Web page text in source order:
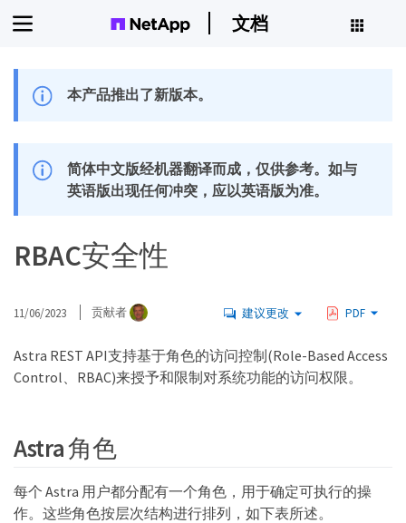
文档
本产品推出了新版本。
简体中文版经机器翻译而成，仅供参考。如与
英语版出现任何冲突，应以英语版为准。
RBAC安全性
11/06/2023 贡献者 建议更改 PDF
Astra REST API支持基于角色的访问控制(Role-Based Access
Control、RBAC)来授予和限制对系统功能的访问权限。
Astra 角色
每个 Astra 用户都分配有一个角色，用于确定可执行的操
作。这些角色按层次结构进行排列，如下表所述。